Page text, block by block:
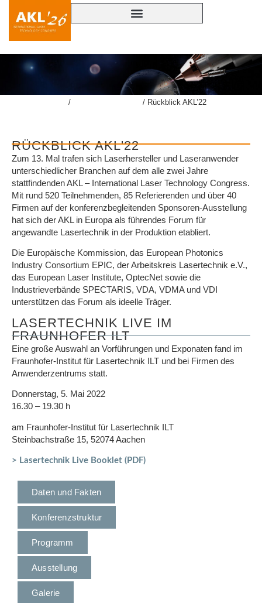
/ / Rückblick AKL’22
RÜCKBLICK AKL'22
Zum 13. Mal trafen sich Laserhersteller und Laseranwender
unterschiedlicher Branchen auf dem alle zwei Jahre
stattfindenden AKL – International Laser Technology Congress.
Mit rund 520 Teilnehmenden, 85 Referierenden und über 40
Firmen auf der konferenzbegleitenden Sponsoren-Ausstellung
hat sich der AKL in Europa als führendes Forum für
angewandte Lasertechnik in der Produktion etabliert.
Die Europäische Kommission, das European Photonics
Industry Consortium EPIC, der Arbeitskreis Lasertechnik e.V.,
das European Laser Institute, OptecNet sowie die
Industrieverbände SPECTARIS, VDA, VDMA und VDI
unterstützen das Forum als ideelle Träger.
LASERTECHNIK LIVE IM
FRAUNHOFER ILT
Eine große Auswahl an Vorführungen und Exponaten fand im
Fraunhofer-Institut für Lasertechnik ILT und bei Firmen des
Anwenderzentrums statt.
Donnerstag, 5. Mai 2022
16.30 – 19.30 h
am Fraunhofer-Institut für Lasertechnik ILT
Steinbachstraße 15, 52074 Aachen
> Lasertechnik Live Booklet (PDF)
Daten und Fakten
Konferenzstruktur
Programm
Ausstellung
Galerie